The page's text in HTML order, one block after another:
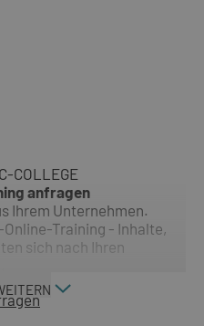
COLLEGE
anfragen
Ihrem Unternehmen.
Training - Inhalte,
sich nach Ihren